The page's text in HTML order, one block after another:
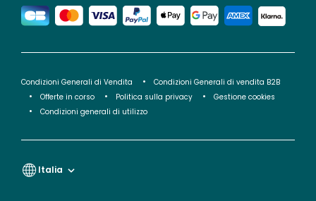
Condizioni Generali di Vendita
Condizioni Generali di vendita B2B
Offerte in corso
Politica sulla privacy
Gestione cookies
Condizioni generali di utilizzo
Italia